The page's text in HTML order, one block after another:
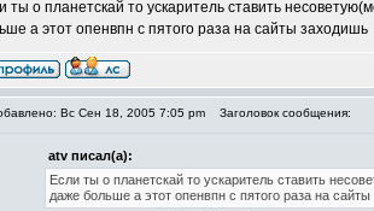
ты о планетскай то ускаритель ставить
а этот опенвпн с пятого раза на сайты заходишь
Вс Сен 18, 2005 7:05 pm Заголовок сообщения:
atv писал(а):
Если ты о планетскай то ускаритель ставить
даже больше а этот опенвпн с пятого раза на